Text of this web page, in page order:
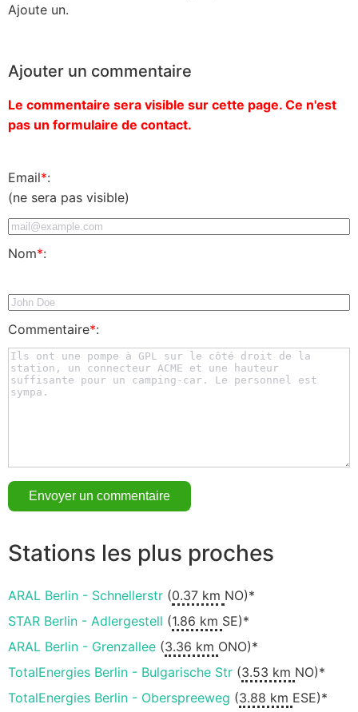
Ajoute un.
Ajouter un commentaire
Le commentaire sera visible sur cette page. Ce n'est
pas un formulaire de contact.
Email*:
(ne sera pas visible)
Nom*:
Commentaire*:
Stations les plus proches
ARAL Berlin - Schnellerstr (0.37 km NO)*
STAR Berlin - Adlergestell (1.86 km SE)*
ARAL Berlin - Grenzallee (3.36 km ONO)*
TotalEnergies Berlin - Bulgarische Str (3.53 km NO)*
TotalEnergies Berlin - Oberspreeweg (3.88 km ESE)*